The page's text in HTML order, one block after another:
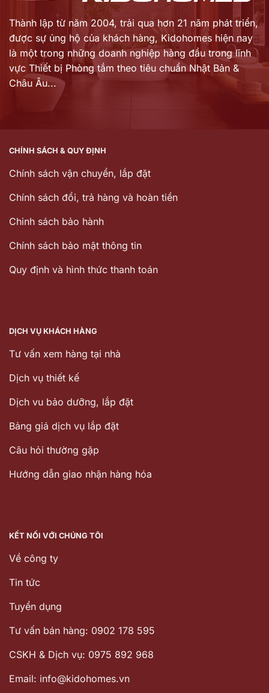
Thành lập từ năm 2004, trải qua hơn 21 năm phát triển,
được sự ủng hộ của khách hàng, Kidohomes hiện nay
là một trong những doanh nghiệp hàng đầu trong lĩnh
vực Thiết bị Phòng tắm theo tiêu chuẩn Nhật Bản &
Châu Âu...
CHÍNH SÁCH & QUY ĐỊNH
Chính sách vận chuyển, lắp đặt
Chính sách đổi, trả hàng và hoàn tiền
Chinh sách bảo hành
Chính sách bảo mật thông tin
Quy định và hình thức thanh toán
DỊCH VỤ KHÁCH HÀNG
Tư vấn xem hàng tại nhà
Dịch vụ thiết kế
Dịch vu bảo dưỡng, lắp đặt
Bảng giá dịch vụ lắp đặt
Câu hỏi thường gặp
Hướng dẫn giao nhận hàng hóa
KẾT NỐI VỚI CHÚNG TÔI
Về công ty
Tin tức
Tuyển dụng
Tư vấn bán hàng: 0902 178 595
CSKH & Dịch vụ: 0975 892 968
Email: info@kidohomes.vn